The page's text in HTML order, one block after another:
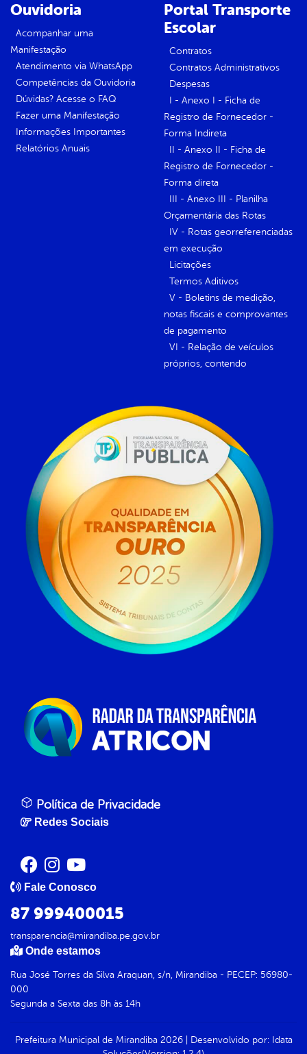
Ouvidoria
Acompanhar uma
Manifestação
Atendimento via WhatsApp
Competências da Ouvidoria
Dúvidas? Acesse o FAQ
Fazer uma Manifestação
Informações Importantes
Relatórios Anuais
Portal Transporte
Escolar
Contratos
Contratos Administrativos
Despesas
I - Anexo I - Ficha de
Registro de Fornecedor -
Forma Indireta
II - Anexo II - Ficha de
Registro de Fornecedor -
Forma direta
III - Anexo III - Planilha
Orçamentária das Rotas
IV - Rotas georreferenciadas
em execução
Licitações
Termos Aditivos
V - Boletins de medição,
notas fiscais e comprovantes
de pagamento
VI - Relação de veículos
próprios, contendo
Política de Privacidade
Redes Sociais
Fale Conosco
87 999400015
transparencia@mirandiba.pe.gov.br
Onde estamos
Rua José Torres da Silva Araquan, s/n, Mirandiba - PECEP: 56980-
000
Segunda a Sexta das 8h às 14h
Prefeitura Municipal de Mirandiba2026| Desenvolvido por: Idata